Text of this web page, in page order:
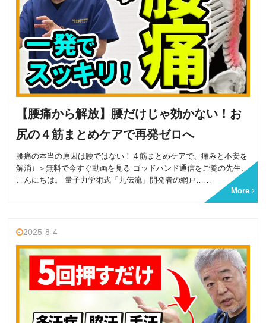
【腰痛から解放】腰だけじゃ効かない！お
尻の４筋まとめケアで再発ゼロへ
腰痛の本当の原因は腰ではない！４筋まとめケアで、痛みと不安を
解消↓ ＞無料で今すぐ動画を見る ゴッドハンド通信をご覧の先生、
こんにちは。 量子力学術式「九伝流」開発者の網戸……
More
2025-8-4